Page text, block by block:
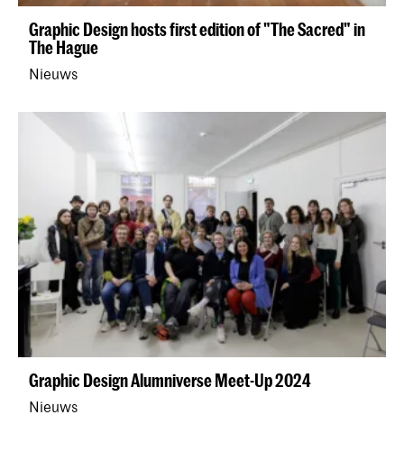
Graphic Design hosts first edition of "The Sacred" in
The Hague
Nieuws
Graphic Design Alumniverse Meet-Up 2024
Nieuws